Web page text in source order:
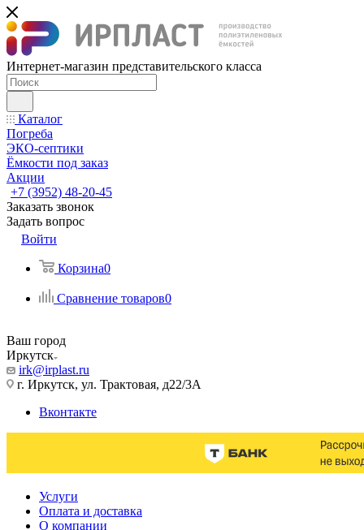
Интернет-магазин представительского класса
Каталог
Погреба
ЭКО-септики
Ёмкости под заказ
Акции
+7 (3952) 48-20-45
Заказать звонок
Задать вопрос
Войти
Корзина0
Сравнение товаров0
Ваш город
Иркутск
irk@irplast.ru
г. Иркутск, ул. Трактовая, д22/3А
Вконтакте
Услуги
Оплата и доставка
О компании